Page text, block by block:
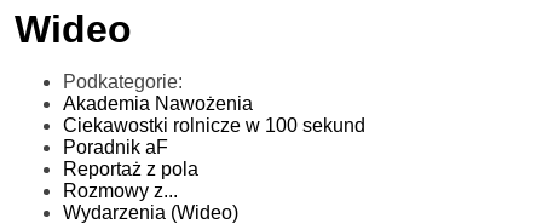
Wideo
Podkategorie:
Akademia Nawożenia
Ciekawostki rolnicze w 100 sekund
Poradnik aF
Reportaż z pola
Rozmowy z...
Wydarzenia (Wideo)